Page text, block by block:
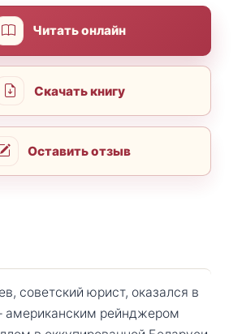
Читать онлайн
Скачать книгу
Оставить отзыв
советский юрист, оказался в
рейнджером